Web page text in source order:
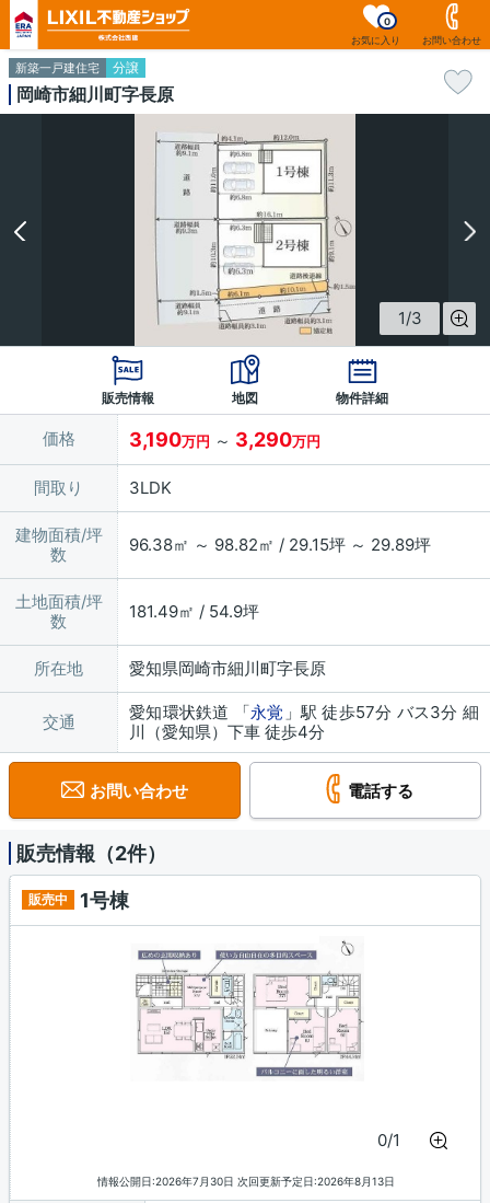
お気に入り
0
お問い合わせ
新築一戸建住宅 分譲
岡崎市細川町字長原
1/3
販売情報 地図 物件詳細
価格 3,190万円 ～ 3,290万円
間取り 3LDK
建物面積/坪
数
96.38㎡ ～ 98.82㎡ / 29.15坪 ～ 29.89坪
土地面積/坪
数
181.49㎡ / 54.9坪
所在地 愛知県岡崎市細川町字長原
交通 愛知環状鉄道 「永覚 」駅 徒歩57分 バス3分 細
川（愛知県）下車 徒歩4分
お問い合わせ 電話する
販売情報（2件）
販売中 1号棟
0/1
情報公開日:2026年7月30日 次回更新予定日:2026年8月13日